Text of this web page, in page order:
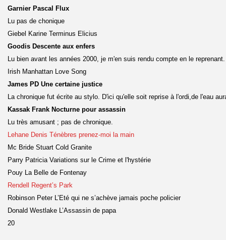
Garnier Pascal Flux
Lu pas de chonique
Giebel Karine Terminus Elicius
Goodis Descente aux enfers
Lu bien avant les années 2000, je m'en suis rendu compte en le reprenant.
Irish Manhattan Love Song
James PD Une certaine justice
La chronique fut écrite au stylo. D'ici qu'elle soit reprise à l'ordi,de l'eau
Kassak Frank Nocturne pour assassin
Lu très amusant ; pas de chronique.
Lehane Denis Ténèbres prenez-moi la main
Mc Bride Stuart Cold Granite
Parry Patricia Variations sur le Crime et l'hystérie
Pouy La Belle de Fontenay
Rendell Regent’s Park
Robinson Peter L’Eté qui ne s’achève jamais poche policier
Donald Westlake L’Assassin de papa
20